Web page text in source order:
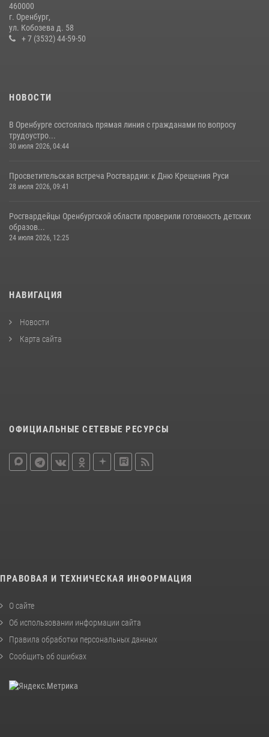
В Управлении Росгвардии по Оренбургской области подвели итоги
служебно-боевой деятельности за первое полугодие 2026 года
17 июля 2026, 11:30
460000
г. Оренбург,
ул. Кобозева д. 58
+ 7 (3532) 44-59-50
НОВОСТИ
В Оренбурге состоялась прямая линия с гражданами по вопросу
трудоустро...
30 июля 2026, 04:44
Просветительская встреча Росгвардии: к Дню Крещения Руси
28 июля 2026, 09:41
Росгвардейцы Оренбургской области проверили готовность детских
образов...
24 июля 2026, 12:25
НАВИГАЦИЯ
Новости
Карта сайта
ОФИЦИАЛЬНЫЕ СЕТЕВЫЕ РЕСУРСЫ
ПРАВОВАЯ И ТЕХНИЧЕСКАЯ ИНФОРМАЦИЯ
О сайте
Об использовании информации сайта
Правила обработки персональных данных
Сообщить об ошибках